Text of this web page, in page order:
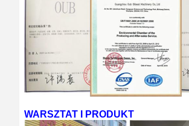
WARSZTAT I PRODUKT